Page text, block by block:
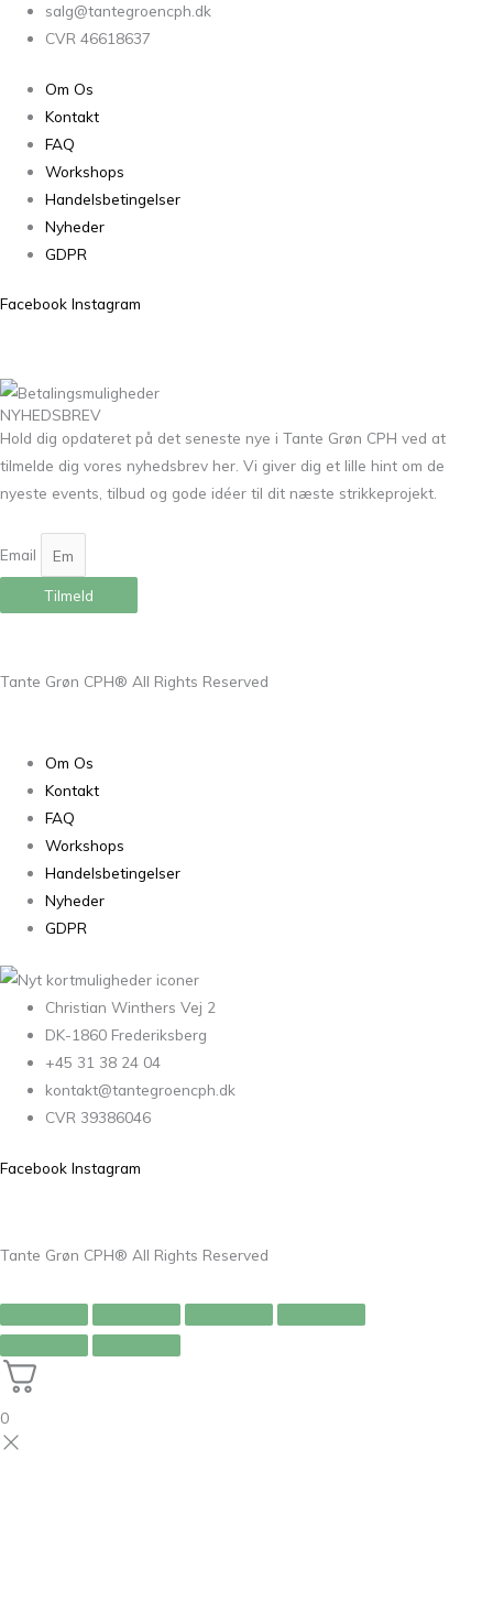
salg@tantegroencph.dk
CVR 46618637
Om Os
Kontakt
FAQ
Workshops
Handelsbetingelser
Nyheder
GDPR
Facebook Instagram
NYHEDSBREV
Hold dig opdateret på det seneste nye i Tante Grøn CPH ved at
tilmelde dig vores nyhedsbrev her. Vi giver dig et lille hint om de
nyeste events, tilbud og gode idéer til dit næste strikkeprojekt.
Email
Tilmeld
Tante Grøn CPH® All Rights Reserved
Om Os
Kontakt
FAQ
Workshops
Handelsbetingelser
Nyheder
GDPR
Christian Winthers Vej 2
DK-1860 Frederiksberg
+45 31 38 24 04
kontakt@tantegroencph.dk
CVR 39386046
Facebook Instagram
Tante Grøn CPH® All Rights Reserved
0